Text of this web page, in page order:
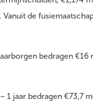
Vanuit de
bedragen €16
1 jaar bedragen €73,7